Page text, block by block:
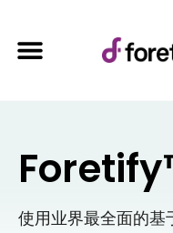
使用业界最全面的基